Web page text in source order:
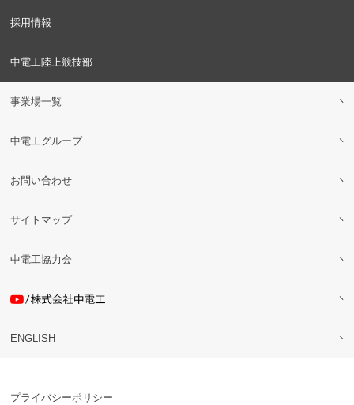
採用情報
中電工陸上競技部
事業場一覧
中電工グループ
お問い合わせ
サイトマップ
中電工協力会
ENGLISH
プライバシーポリシー